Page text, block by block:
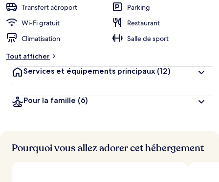
n
i
e
Transfert aéroport
Parking
Wi-Fi gratuit
Restaurant
Climatisation
Salle de sport
Tout afficher
Services et équipements principaux (12)
Pour la famille (6)
Pourquoi vous allez adorer cet hébergement